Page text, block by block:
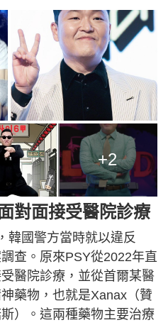
+2
對面接受醫院診療
韓國警方當時就以違反
查。原來PSY從2022年直
醫院診療，並從首爾某醫
藥物，也就是Xanax（贊
）。這兩種藥物主要治療